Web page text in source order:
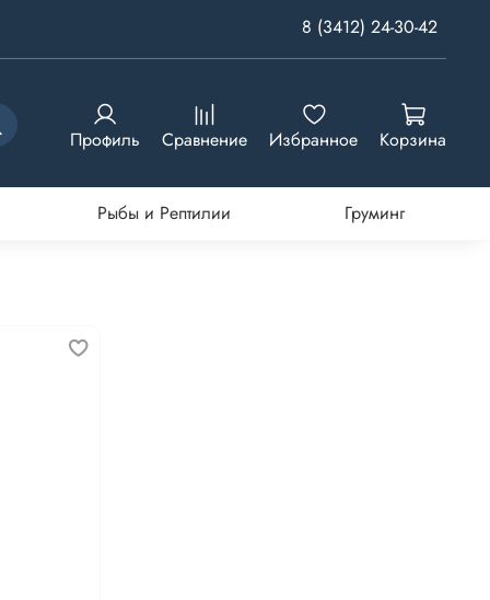
8 (3412) 24-30-42
Профиль Сравнение Избранное Корзина
Рыбы и Рептилии Груминг